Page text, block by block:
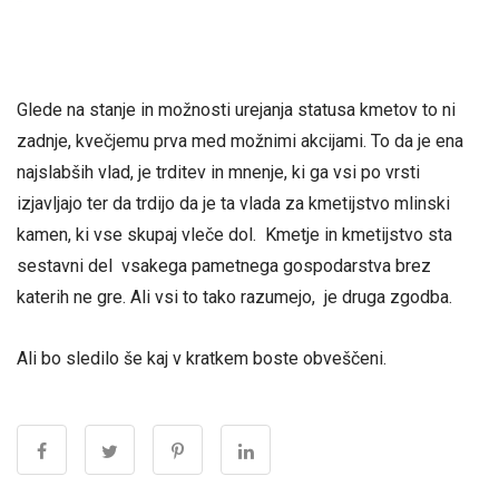
Glede na stanje in možnosti urejanja statusa kmetov to ni
zadnje, kvečjemu prva med možnimi akcijami. To da je ena
najslabših vlad, je trditev in mnenje, ki ga vsi po vrsti
izjavljajo ter da trdijo da je ta vlada za kmetijstvo mlinski
kamen, ki vse skupaj vleče dol. Kmetje in kmetijstvo sta
sestavni del vsakega pametnega gospodarstva brez
katerih ne gre. Ali vsi to tako razumejo, je druga zgodba.
Ali bo sledilo še kaj v kratkem boste obveščeni.